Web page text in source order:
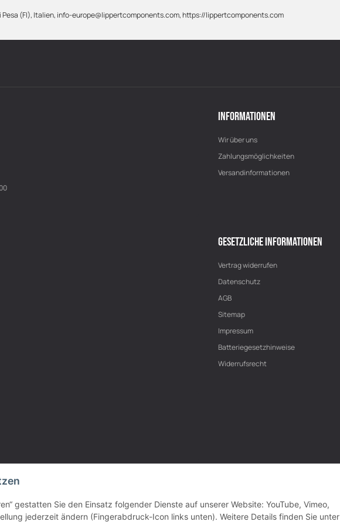
Pesa (FI), Italien, info-europe@lippertcomponents.com, https://lippertcomponents.com
INFORMATIONEN
Wir über uns
Zahlungsmöglichkeiten
Versandinformationen
GESETZLICHE INFORMATIONEN
Vertrag widerrufen
Datenschutz
AGB
Sitemap
Impressum
Batteriegesetzhinweise
Widerrufsrecht
gestatten Sie den Einsatz folgender Dienste auf unserer Website: YouTube, Vimeo,
jederzeit ändern (Fingerabdruck-Icon links unten). Weitere Details finden Sie unter